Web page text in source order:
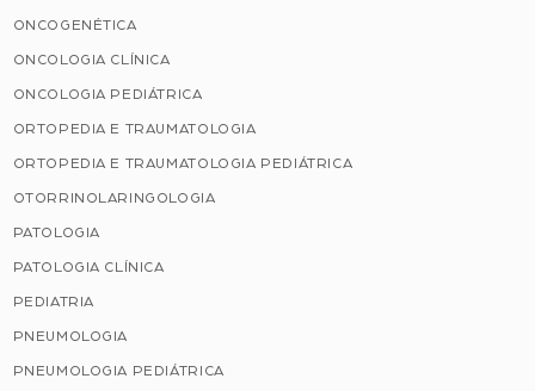
ONCOGENÉTICA
ONCOLOGIA CLÍNICA
ONCOLOGIA PEDIÁTRICA
ORTOPEDIA E TRAUMATOLOGIA
ORTOPEDIA E TRAUMATOLOGIA PEDIÁTRICA
OTORRINOLARINGOLOGIA
PATOLOGIA
PATOLOGIA CLÍNICA
PEDIATRIA
PNEUMOLOGIA
PNEUMOLOGIA PEDIÁTRICA